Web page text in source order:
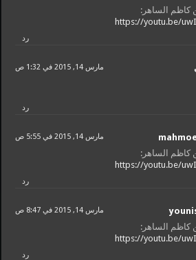
كاظم الساهر:
https://youtu.be/
رد
مارس 14, 2015 في 1:32 ص
رد
مارس 14, 2015 في 5:55 ص
كاظم الساهر:
https://youtu.be/
رد
مارس 14, 2015 في 8:47 ص
كاظم الساهر:
https://youtu.be/
رد